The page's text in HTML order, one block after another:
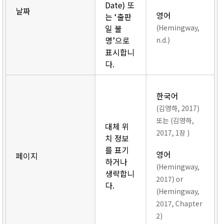
날짜
Date) 또
는 ‘출판
일 불
명’으로
표시합니
다.
영어
(Hemingway,
n.d.)
페이지
대체 위
치 정보
를 표기
하거나
생략합니
다.
한국어
(김영하, 2017)
또는 (김영하,
2017, 1장 )
영어
(Hemingway,
2017) or
(Hemingway,
2017, Chapter
2)